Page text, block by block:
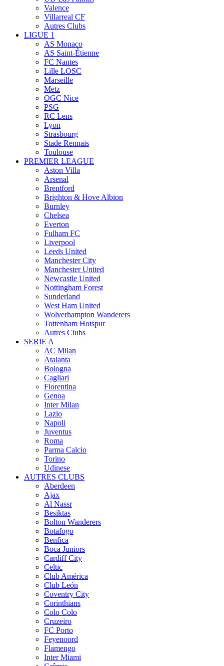
Valence
Villarreal CF
Autres Clubs
LIGUE 1
AS Monaco
AS Saint-Étienne
FC Nantes
Lille LOSC
Marseille
Metz
OGC Nice
PSG
RC Lens
Lyon
Strasbourg
Stade Rennais
Toulouse
PREMIER LEAGUE
Aston Villa
Arsenal
Brentford
Brighton & Hove Albion
Burnley
Chelsea
Everton
Fulham FC
Liverpool
Leeds United
Manchester City
Manchester United
Newcastle United
Nottingham Forest
Sunderland
West Ham United
Wolverhampton Wanderers
Tottenham Hotspur
Autres Clubs
SERIE A
AC Milan
Atalanta
Bologna
Cagliari
Fiorentina
Genoa
Inter Milan
Lazio
Napoli
Juventus
Roma
Parma Calcio
Torino
Udinese
AUTRES CLUBS
Aberdeen
Ajax
Al Nassr
Besiktas
Bolton Wanderers
Botafogo
Benfica
Boca Juniors
Cardiff City
Celtic
Club América
Club León
Coventry City
Corinthians
Colo Colo
Cruzeiro
FC Porto
Feyenoord
Flamengo
Inter Miami